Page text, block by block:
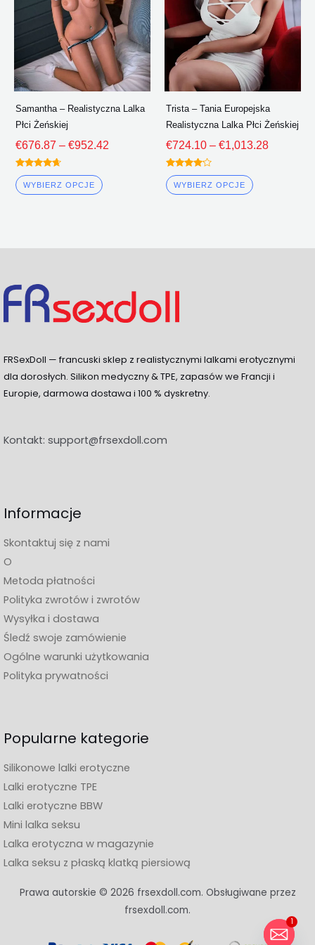
Samantha – Realistyczna Lalka
Płci Żeńskiej
€676.87 – €952.42
Oceniono
4.50
z 5
WYBIERZ OPCJE
wariantów.
Opcje
można
wybrać
na
Trista – Tania Europejska
Realistyczna Lalka Płci Żeńskiej
€724.10 – €1,013.28
Oceniono
4.00
z 5
WYBIERZ OPCJE
wariantów.
Opcje
można
wybrać
na
produktu
FRSexDoll — francuski sklep z realistycznymi lalkami erotycznymi
dla dorosłych. Silikon medyczny & TPE, zapasów we Francji i
Europie, darmowa dostawa i 100 % dyskretny.
Kontakt: support@frsexdoll.com
Informacje
Skontaktuj się z nami
O
Metoda płatności
Polityka zwrotów i zwrotów
Wysyłka i dostawa
Śledź swoje zamówienie
Ogólne warunki użytkowania
Polityka prywatności
Popularne kategorie
Silikonowe lalki erotyczne
Lalki erotyczne TPE
Lalki erotyczne BBW
Mini lalka seksu
Lalka erotyczna w magazynie
Lalka seksu z płaską klatką piersiową
Prawa autorskie © 2026 frsexdoll.com. Obsługiwane przez
frsexdoll.com.
1